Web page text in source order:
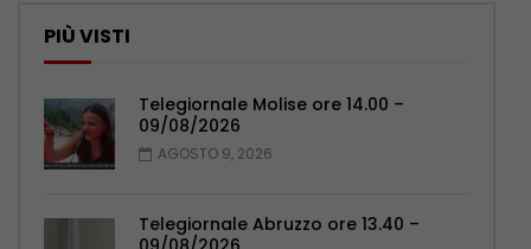
PIÙ VISTI
Telegiornale Molise ore 14.00 –
09/08/2026
AGOSTO 9, 2026
Telegiornale Abruzzo ore 13.40 –